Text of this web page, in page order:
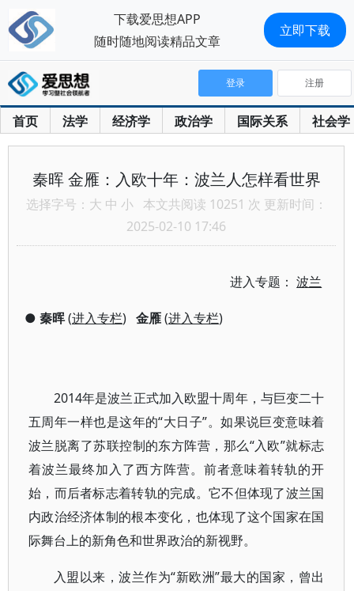
首页 法学 经济学 政治学 国际关系 社会学
登录 注册
秦晖 金雁：入欧十年：波兰人怎样看世界
选择字号： 大 中 小 本文共阅读 10251 次 更新时间：
2025-02-10 17:46
进入专题：波兰
● 秦晖(进入专栏) 金雁(进入专栏)
2014年是波兰正式加入欧盟十周年，与巨变二十
五周年一样也是这年的“大日子”。如果说巨变意味着
波兰脱离了苏联控制的东方阵营，那么“入欧”就标志
着波兰最终加入了西方阵营。前者意味着转轨的开
始，而后者标志着转轨的完成。它不但体现了波兰国
内政治经济体制的根本变化，也体现了这个国家在国
际舞台上的新角色和世界政治的新视野。
入盟以来，波兰作为“新欧洲”最大的国家，曾出
下载爱思想APP
随时随地阅读精品文章
立即下载